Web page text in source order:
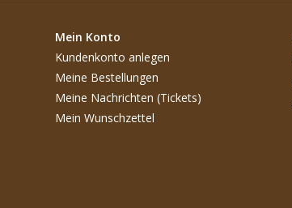
Mein Konto
Kundenkonto anlegen
Meine Bestellungen
Meine Nachrichten (Tickets)
Mein Wunschzettel